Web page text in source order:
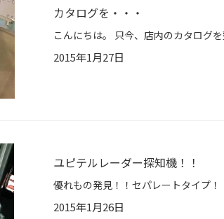
カタログを・・・
2015年1月27日
ユピテルレーダー探知機！！
2015年1月26日